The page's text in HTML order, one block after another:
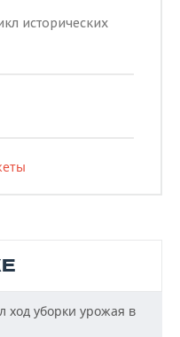
исторических
ход уборки урожая в